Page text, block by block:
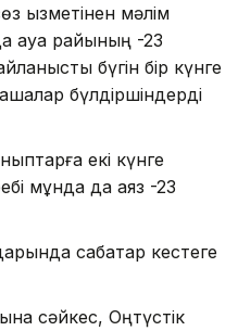
қызметінен мәлім
ауа райының -23
бүгін бір күнге
бүлдіршіндерді
екі күнге
мұнда да аяз -23
сабақтар кестеге
сәйкес, Оңтүстік